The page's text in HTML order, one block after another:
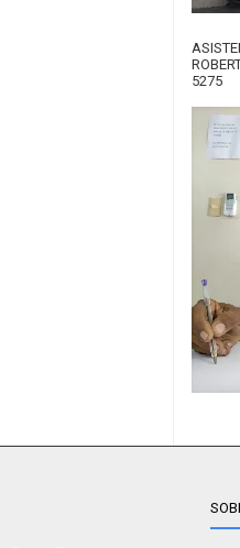
5275